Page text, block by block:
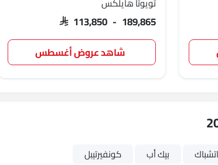
SAR 113,850 - 189,865
شاهد عروض أغسطس
بيك أب كونفيرتيبل